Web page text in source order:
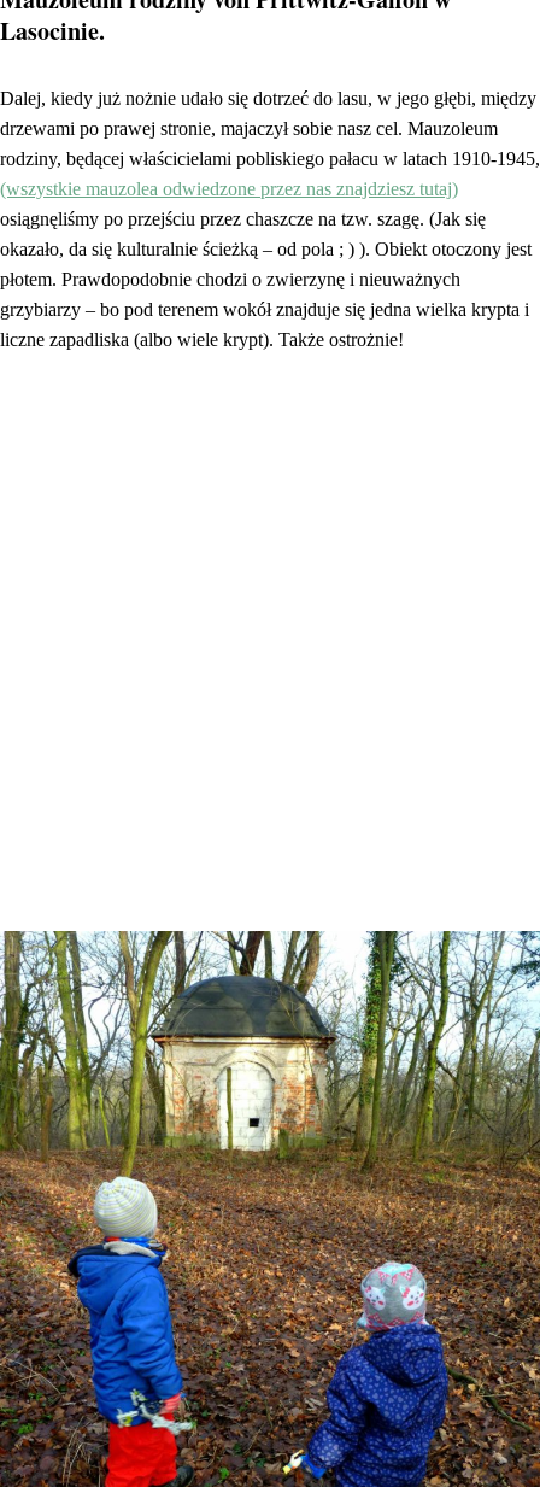
Lasocinie.
Dalej, kiedy już nożnie udało się dotrzeć do lasu, w jego głębi, między
drzewami po prawej stronie, majaczył sobie nasz cel. Mauzoleum
rodziny, będącej właścicielami pobliskiego pałacu w latach 1910-1945,
(wszystkie mauzolea odwiedzone przez nas znajdziesz tutaj)
osiągnęliśmy po przejściu przez chaszcze na tzw. szagę. (Jak się
okazało, da się kulturalnie ścieżką – od pola ; ) ). Obiekt otoczony jest
płotem. Prawdopodobnie chodzi o zwierzynę i nieuważnych
grzybiarzy – bo pod terenem wokół znajduje się jedna wielka krypta i
liczne zapadliska (albo wiele krypt). Także ostrożnie!